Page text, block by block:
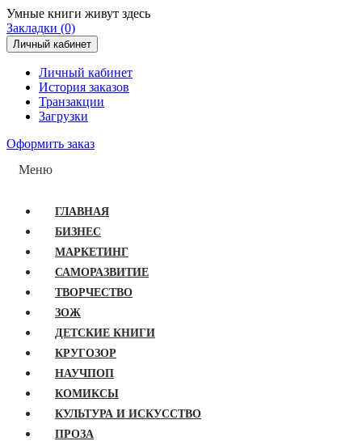
Умные книги живут здесь
Закладки (0)
Личный кабинет
Личный кабинет
История заказов
Транзакции
Загрузки
Оформить заказ
Меню
ГЛАВНАЯ
БИЗНЕС
МАРКЕТИНГ
САМОРАЗВИТИЕ
ТВОРЧЕСТВО
ЗОЖ
ДЕТСКИЕ КНИГИ
КРУГОЗОР
НАУЧПОП
КОМИКСЫ
КУЛЬТУРА И ИСКУССТВО
ПРОЗА